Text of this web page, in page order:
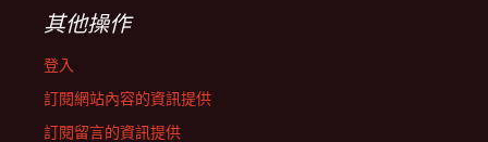
其他操作
登入
訂閱網站內容的資訊提供
訂閱留言的資訊提供